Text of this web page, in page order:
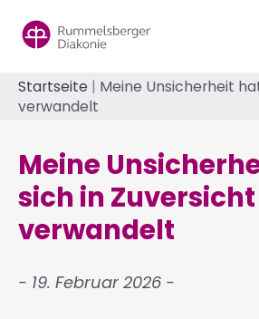
zum
Inhalt
Pfadnavigation
Startseite
Meine Unsicherheit
verwandelt
Meine
sich in Zuversicht
verwandelt
19. Februar 2026